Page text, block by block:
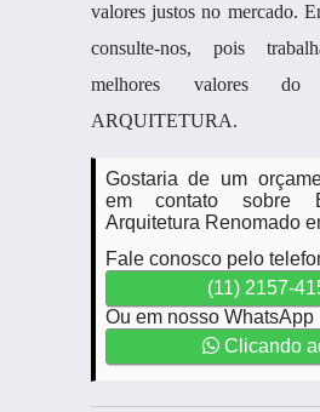
valores justos no mercado.
consulte-nos, pois
melhores valores
ARQUITETURA.
Gostaria de um
em contato sobre
Arquitetura Renomado
Fale conosco pelo
(11) 2157-
Ou em nosso WhatsApp
Clicando